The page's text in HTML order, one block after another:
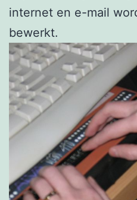
internet en e-mail
bewerkt.